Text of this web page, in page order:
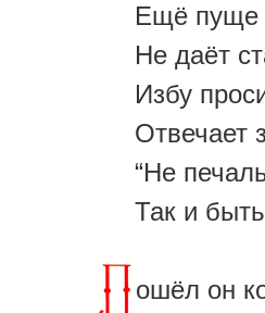
Ещё пуще
Не даёт
Избу
Отвечает
“Не
Так и
ошёл он